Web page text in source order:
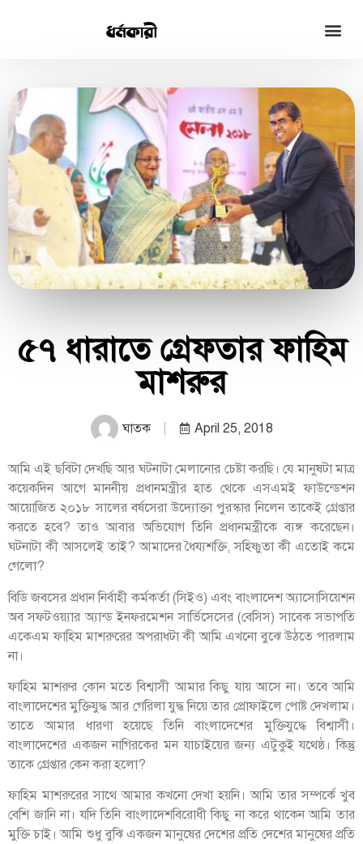
৫৭ ধারাতে গ্রেফতার ফাহিম
মাশরুর
ঘাতক April 25, 2018
আমি এই ছবিটা দেখছি আর ঘটনাটা মেলানোর চেষ্টা করছি। যে মানুষটা মাত্র
কয়েকদিন আগে মাননীয় প্রধানমন্ত্রীর হাত থেকে এসএমই ফাউন্ডেশন
আয়োজিত ২০১৮ সালের বর্ষসেরা উদ্যোক্তা পুরস্কার নিলেন তাকেই গ্রেপ্তার
করতে হবে? তাও আবার অভিযোগ তিনি প্রধানমন্ত্রীকে ব্যঙ্গ করেছেন।
ঘটনাটা কী আসলেই তাই? আমাদের ধৈয্যশক্তি, সহিষ্ণুতা কী এতোই কমে
গেলো?
বিডি জবসের প্রধান নির্বাহী কর্মকর্তা (সিইও) এবং বাংলাদেশ অ্যাসোসিয়েশন
অব সফটওয়্যার অ্যান্ড ইনফরমেশন সার্ভিসেসের (বেসিস) সাবেক সভাপতি
একেএম ফাহিম মাশরুরের অপরাধটা কী আমি এখনো বুঝে উঠতে পারলাম
না।
ফাহিম মাশরুর কোন মতে বিশ্বাসী আমার কিছু যায় আসে না। তবে আমি
বাংলাদেশের মুক্তিযুদ্ধ আর গেরিলা যুদ্ধ নিয়ে তার প্রোফাইলে পোষ্ট দেখলাম।
তাতে আমার ধারণা হয়েছে তিনি বাংলাদেশের মুক্তিযুদ্ধে বিশ্বাসী।
বাংলাদেশের একজন নাগিরকের মন যাচাইয়ের জন্য এটুকুই যথেষ্ঠ। কিন্তু
তাকে গ্রেপ্তার কেন করা হলো?
ফাহিম মাশরুরের সাথে আমার কখনো দেখা হয়নি। আমি তার সম্পর্কে খুব
বেশি জানি না। যদি তিনি বাংলাদেশবিরোধী কিছু না করে থাকেন আমি তার
মুক্তি চাই। আমি শুধু বুঝি একজন মানুষের দেশের প্রতি দেশের মানুষের প্রতি